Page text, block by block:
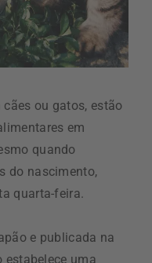
ou gatos, estão
em
quando
do nascimento,
quarta-feira.
e publicada na
estabelece uma